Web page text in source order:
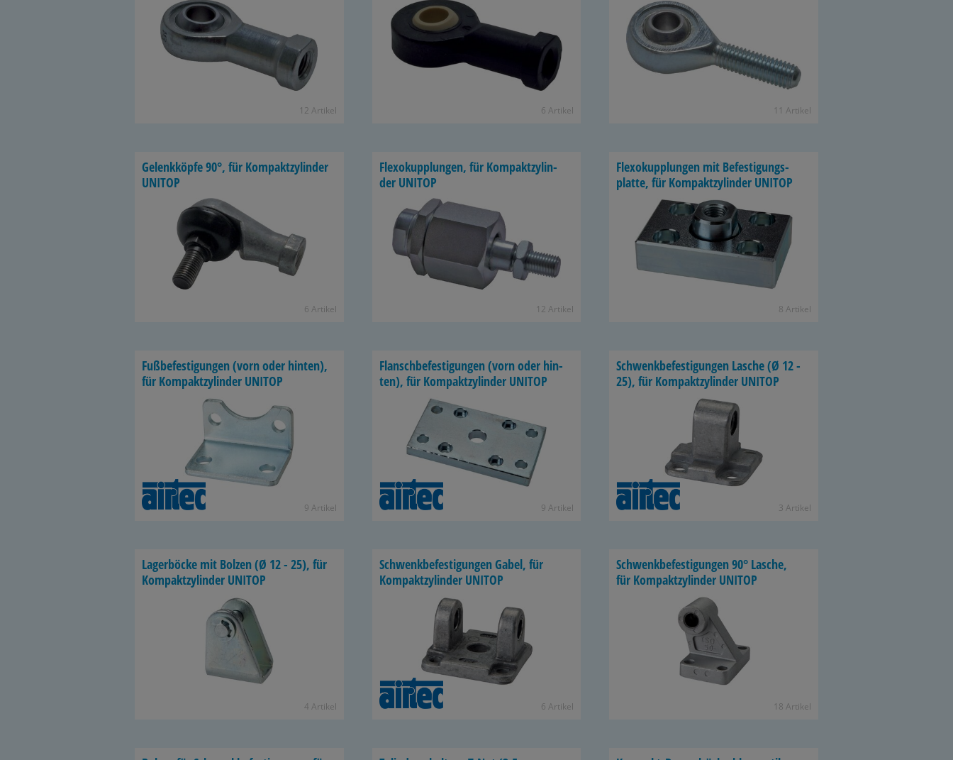
12 Ar­ti­kel 6 Ar­ti­kel 11 Ar­ti­kel
Ge­lenk­köp­fe 90°, für Kom­pakt­zy­lin­der
UNITOP
6 Ar­ti­kel
Flexo­kupp­lun­gen, für Kom­pakt­zy­lin­
der UNITOP
12 Ar­ti­kel
Flexo­kupp­lun­gen mit Be­fes­ti­gungs­
plat­te, für Kom­pakt­zy­lin­der UNITOP
8 Ar­ti­kel
Fuß­be­fes­ti­gun­gen (vorn oder hin­ten),
für Kom­pakt­zy­lin­der UNITOP
9 Ar­ti­kel
Flansch­be­fes­ti­gun­gen (vorn oder hin­
ten), für Kom­pakt­zy­lin­der UNITOP
9 Ar­ti­kel
Schwenk­be­fes­ti­gun­gen La­sche (Ø 12 -
25), für Kom­pakt­zy­lin­der UNITOP
3 Ar­ti­kel
La­ger­bö­cke mit Bol­zen (Ø 12 - 25), für
Kom­pakt­zy­lin­der UNITOP
4 Ar­ti­kel
Schwenk­be­fes­ti­gun­gen Gabel, für
Kom­pakt­zy­lin­der UNITOP
6 Ar­ti­kel
Schwenk­be­fes­ti­gun­gen 90° La­sche,
für Kom­pakt­zy­lin­der UNITOP
18 Ar­ti­kel